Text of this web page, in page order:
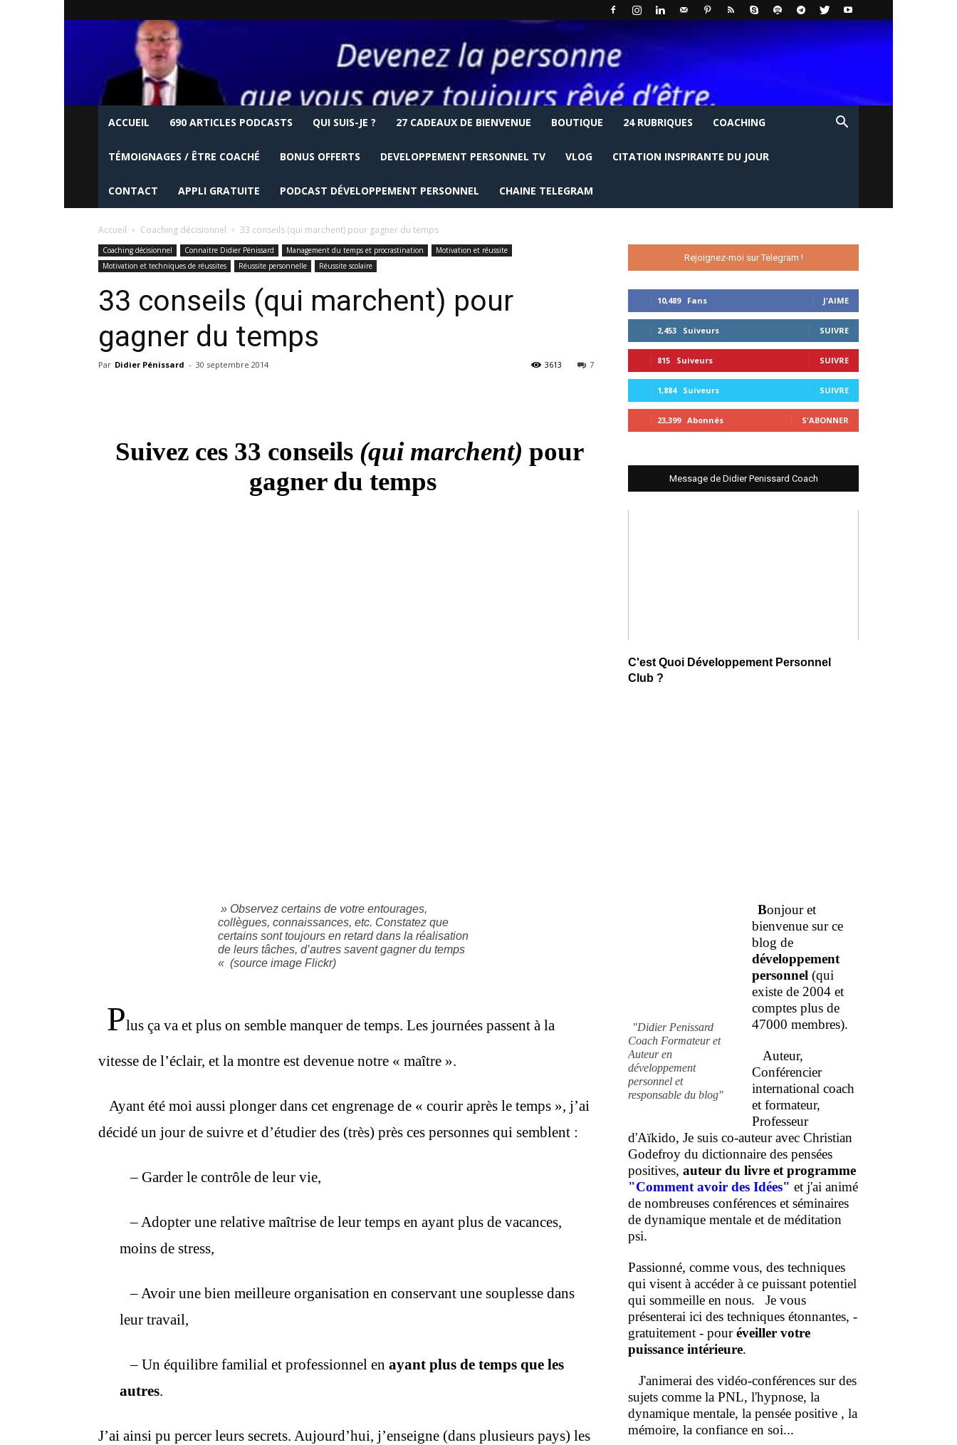
ACCUEIL 690 ARTICLES PODCASTS QUI SUIS-JE ? 27 CADEAUX DE BIENVENUE BOUTIQUE 24 RUBRIQUES COACHING
TÉMOIGNAGES / ÊTRE COACHÉ BONUS OFFERTS DEVELOPPEMENT PERSONNEL TV VLOG CITATION INSPIRANTE DU JOUR
CONTACT APPLI GRATUITE PODCAST DÉVELOPPEMENT PERSONNEL CHAINE TELEGRAM
Accueil Coaching décisionnel 33 conseils (qui marchent) pour gagner du temps
Coaching décisionnel Connaitre Didier Pénissard Management du temps et procrastination
Motivation et réussite
Motivation et techniques de réussites
Réussite personnelle Réussite scolaire
33 conseils (qui marchent) pour
gagner du temps
Par Didier Pénissard - 30 septembre 2014 7
3613
Suivez ces 33 conseils (qui marchent) pour
gagner du temps
» Observez certains de votre entourages,
collègues, connaissances, etc. Constatez que
certains sont toujours en retard dans la réalisation
de leurs tâches, d’autres savent gagner du temps
« (source image Flickr)
Plus ça va et plus on semble manquer de temps. Les journées passent à la
vitesse de l’éclair, et la montre est devenue notre « maître ».
Ayant été moi aussi plonger dans cet engrenage de « courir après le temps », j’ai
décidé un jour de suivre et d’étudier des (très) près ces personnes qui semblent :
– Garder le contrôle de leur vie,
– Adopter une relative maîtrise de leur temps en ayant plus de vacances,
moins de stress,
– Avoir une bien meilleure organisation en conservant une souplesse dans
leur travail,
– Un équilibre familial et professionnel en ayant plus de temps que les
autres.
J’ai ainsi pu percer leurs secrets. Aujourd’hui, j’enseigne (dans plusieurs pays) les
Rejoignez-moi sur Telegram !
10,489 Fans J'AIME
2,453 Suiveurs SUIVRE
815 Suiveurs SUIVRE
1,884 Suiveurs SUIVRE
23,399 Abonnés S'ABONNER
Message de Didier Penissard Coach
C'est Quoi Développement Personnel
Club ?
"Didier Penissard
Coach Formateur et
Auteur en
développement
personnel et
responsable du blog"
Bonjour et
bienvenue sur ce
blog de
développement
personnel (qui
existe de 2004 et
comptes plus de
47000 membres).
Auteur,
Conférencier
international coach
et formateur,
Professeur
d'Aïkido, Je suis co-auteur avec Christian
Godefroy du dictionnaire des pensées
positives, auteur du livre et programme
"Comment avoir des Idées" et j'ai animé
de nombreuses conférences et séminaires
de dynamique mentale et de méditation
psi.
Passionné, comme vous, des techniques
qui visent à accéder à ce puissant potentiel
qui sommeille en nous. Je vous
présenterai ici des techniques étonnantes, -
gratuitement - pouréveiller votre
puissance intérieure.
J'animerai des vidéo-conférences sur des
sujets comme la PNL, l'hypnose, la
dynamique mentale, la pensée positive , la
mémoire, la confiance en soi...